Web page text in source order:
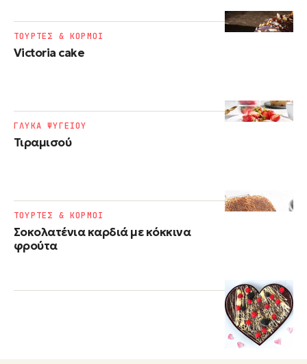
Victoria cake
ΤΟΥΡΤΕΣ & ΚΟΡΜΟΙ
Τιραμισού
ΓΛΥΚΑ ΨΥΓΕΙΟΥ
Σοκολατένια καρδιά με κόκκινα
φρούτα
ΤΟΥΡΤΕΣ & ΚΟΡΜΟΙ